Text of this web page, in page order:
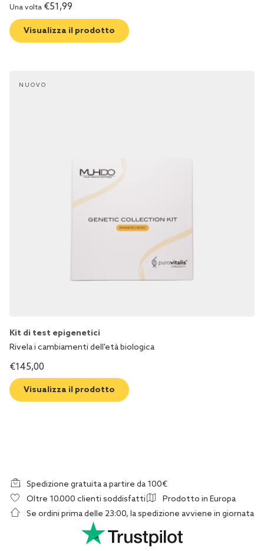
Una volta €51,99
Visualizza il prodotto
NUOVO
Kit di test epigenetici
Rivela i cambiamenti dell'età biologica
€145,00
Visualizza il prodotto
Spedizione gratuita a partire da 100€
Oltre 10.000 clienti soddisfatti
Prodotto in Europa
Se ordini prima delle 23:00, la spedizione avviene in giornata